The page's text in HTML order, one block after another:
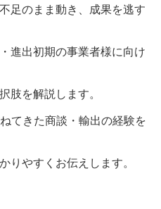
足のまま動き、成果を逃す
進出初期の事業者様に向け
肢を解説します。
てきた商談・輸出の経験を
りやすくお伝えします。